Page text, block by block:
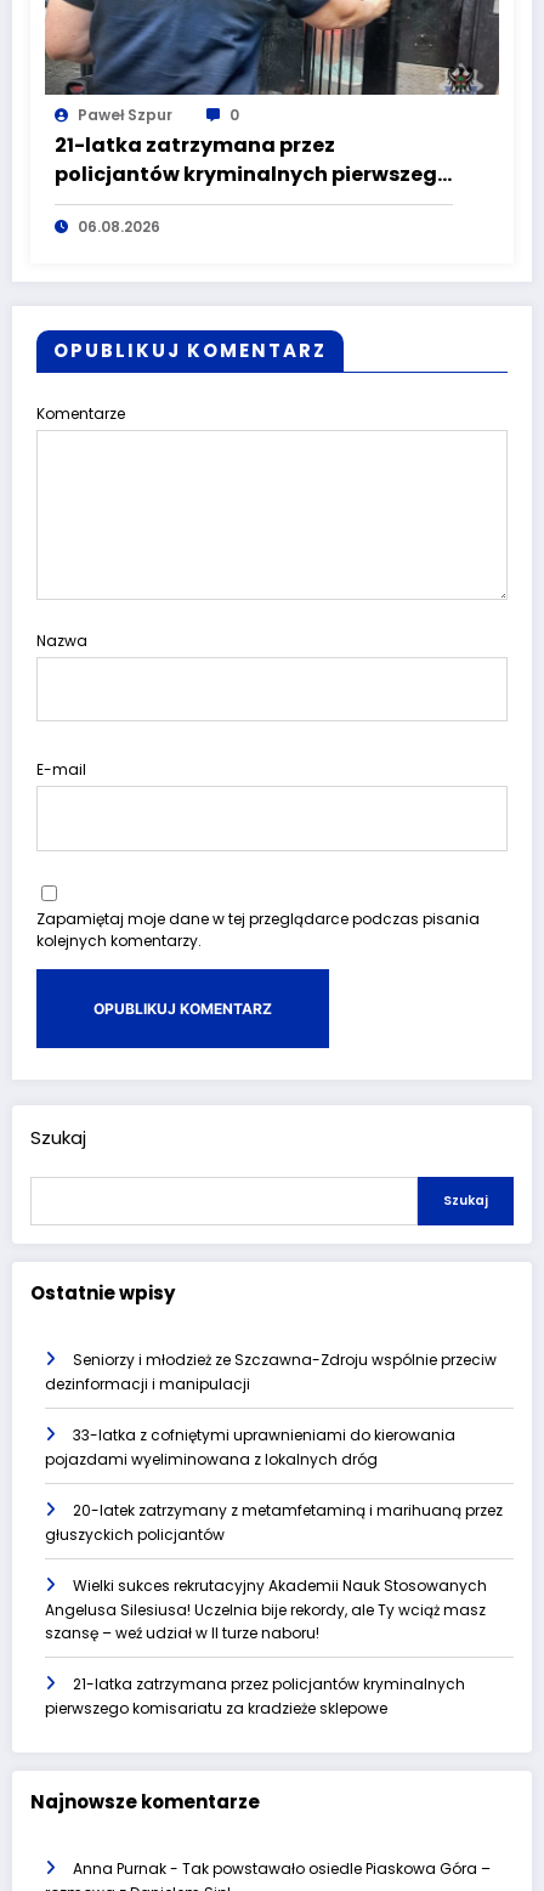
Paweł Szpur 0
21-latka zatrzymana przez
policjantów kryminalnych pierwszego
komisariatu za kradzieże sklepowe
06.08.2026
OPUBLIKUJ KOMENTARZ
Komentarze
Nazwa
E-mail
Zapamiętaj moje dane w tej przeglądarce podczas pisania
kolejnych komentarzy.
Szukaj
Szukaj
Ostatnie wpisy
Seniorzy i młodzież ze Szczawna-Zdroju wspólnie przeciw
dezinformacji i manipulacji
33-latka z cofniętymi uprawnieniami do kierowania
pojazdami wyeliminowana z lokalnych dróg
20-latek zatrzymany z metamfetaminą i marihuaną przez
głuszyckich policjantów
Wielki sukces rekrutacyjny Akademii Nauk Stosowanych
Angelusa Silesiusa! Uczelnia bije rekordy, ale Ty wciąż masz
szansę – weź udział w II turze naboru!
21-latka zatrzymana przez policjantów kryminalnych
pierwszego komisariatu za kradzieże sklepowe
Najnowsze komentarze
Anna Purnak- Tak powstawało osiedle Piaskowa Góra –